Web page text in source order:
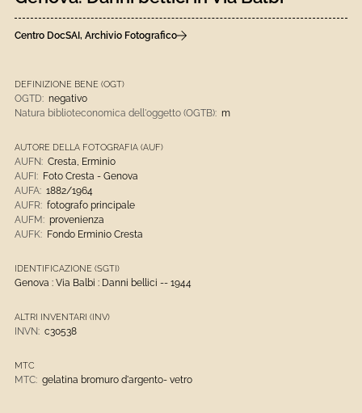
Centro DocSAI, Archivio Fotografico
DEFINIZIONE BENE (OGT)
OGTD: negativo
Natura biblioteconomica dell'oggetto (OGTB): m
AUTORE DELLA FOTOGRAFIA (AUF)
AUFN: Cresta, Erminio
AUFI: Foto Cresta - Genova
AUFA: 1882/1964
AUFR: fotografo principale
AUFM: provenienza
AUFK: Fondo Erminio Cresta
IDENTIFICAZIONE (SGTI)
Genova : Via Balbi : Danni bellici -- 1944
ALTRI INVENTARI (INV)
INVN: c30538
MTC
MTC: gelatina bromuro d'argento- vetro